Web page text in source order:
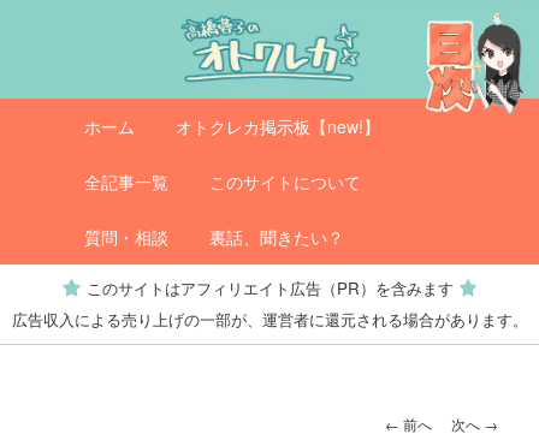
へ
動
オトクレカ
ュ
ホーム オトクレカ掲示板【new!】
全記事一覧 このサイトについて
質問・相談 裏話、聞きたい？
このサイトはアフィリエイト広告（PR）を含みます
広告収入による売り上げの一部が、運営者に還元される場合があります。
投
← 前へ 次へ →